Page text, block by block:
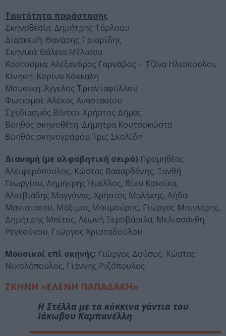
Ταυτότητα παράστασης
Σκηνοθεσία: Δημήτρης Τάρλοου
Διασκευή: Θανάσης Τριαρίδης
Σκηνικά: Θάλεια Μέλισσα
Κοστούμια: Αλέξανδρος Γαρνάβος – Τζίνα Ηλιοπούλου
Κίνηση: Κορίνα Κόκκαλη
Μουσική: Άγγελος Τριανταφύλλου
Φωτισμοί: Αλέκος Αναστασίου
Σχεδιασμός Βίντεο: Χρήστος Δήμας
Βοηθός σκηνοθέτη: Δήμητρα Κουτσοκώστα
Βοηθός σκηνογράφου: Ίρις Σκολίδη
Διανομή (με αλφαβητική σειρά) Προμηθέας
Αλειφερόπουλος, Κώστας Βασαρδάνης, Ξανθή
Γεωργίου, Δημήτρης Ήμελλος, Βίκυ Κατσίκα,
Αλκιβιάδης Μαγγόνας, Χρήστος Μαλάκης, Λήδα
Μανιατάκου, Μάξιμος Μουμούρης, Γιώργος Μπινιάρης,
Δημήτρης Μπίτος, Λεωνή Ξεροβάσιλα, Μελισσάνθη
Ρεγκούκου, Γιώργος Χριστοδούλου
Μουσικοί επί σκηνής: Γιώργος Δούσος, Κώστας
Νικολόπουλος, Γιάννης Ριζόπουλος
ΣΚΗΝΗ «ΕΛΕΝΗ ΠΑΠΑΔΑΚΗ»
Η Στέλλα με τα κόκκινα γάντια του
Ιάκωβου Καμπανέλλη